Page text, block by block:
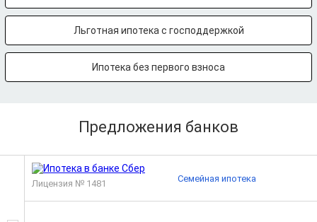
Льготная ипотека с господдержкой
Ипотека без первого взноса
Предложения банков
Лицензия № 1481 Семейная ипотека